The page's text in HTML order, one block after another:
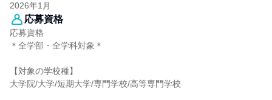
2026年1月
応募資格
応募資格
＊全学部・全学科対象＊
【対象の学校種】
大学院/大学/短期大学/専門学校/高等専門学校